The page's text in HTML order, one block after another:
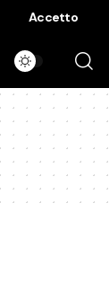
Accetto